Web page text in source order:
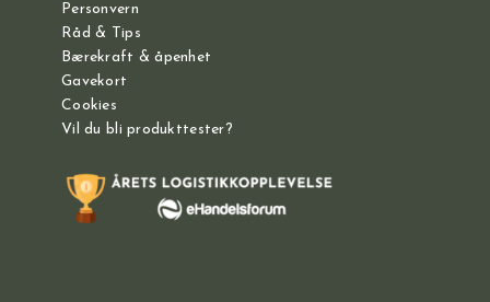
Personvern
Råd & Tips
Bærekraft & åpenhet
Gavekort
Cookies
Vil du bli produkttester?